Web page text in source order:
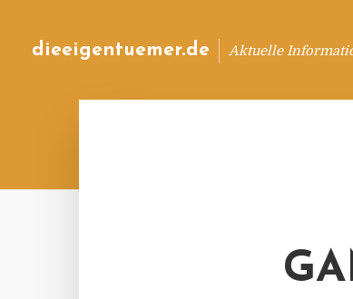
dieeigentuemer.de Aktuelle